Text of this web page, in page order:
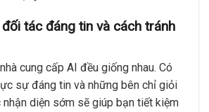
tác đáng tin và cách tránh
cung cấp AI đều giống nhau. Có
sự đáng tin và những bên chỉ giỏi
nhận diện sớm sẽ giúp bạn tiết kiệm